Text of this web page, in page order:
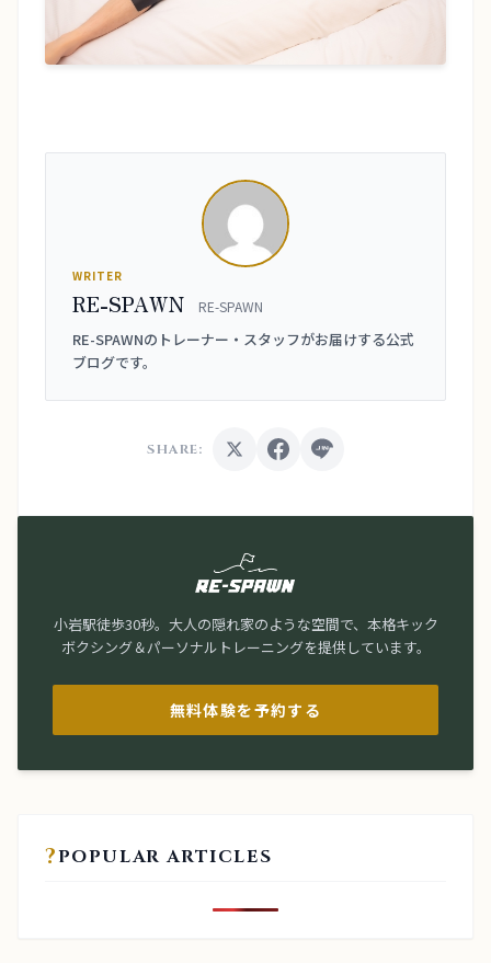
WRITER
RE-SPAWN RE-SPAWN
RE-SPAWNのトレーナー・スタッフがお届けする公式
ブログです。
SHARE:
小岩駅徒歩30秒。大人の隠れ家のような空間で、本格キック
ボクシング＆パーソナルトレーニングを提供しています。
無料体験を予約する
?POPULAR ARTICLES